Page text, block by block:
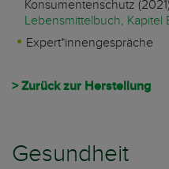
Konsumentenschutz
Lebensmittelbuch,
Expert*innengespräche
> Zurück zur Herstellung
Gesundheit